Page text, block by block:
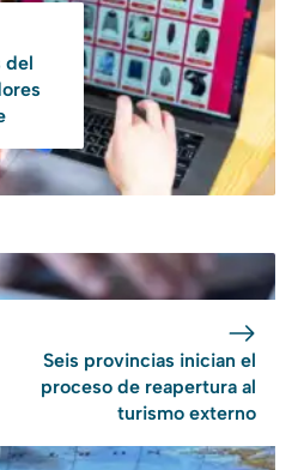
del
Seis provincias inician el
proceso de reapertura al
turismo externo